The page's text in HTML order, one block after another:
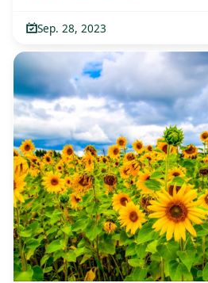
Sep. 28, 2023